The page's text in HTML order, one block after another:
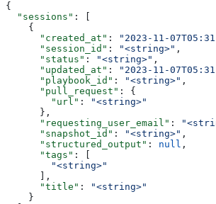
{
  "sessions"
: [
    {
      "created_at"
: "2023-11-
      "session_id"
: "<string>" ,
      "status"
: "<string>" ,
      "updated_at"
: "2023-11-
      "playbook_id"
: "<string>" ,
      "pull_request"
: {
        "url"
:
"<string>"
      },
      "requesting_user_email"
:
      "snapshot_id"
: "<string>" ,
      "structured_output"
: null ,
      "tags"
: [
        "<string>"
      ],
      "title"
:
"<string>"
    }